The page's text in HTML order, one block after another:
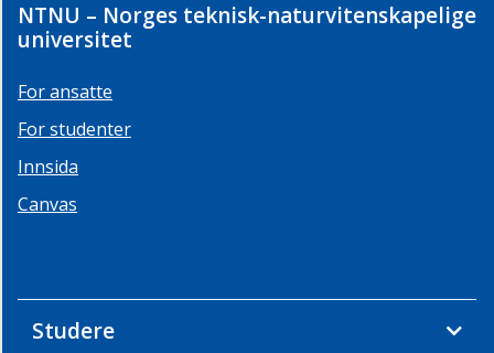
NTNU – Norges teknisk-naturvitenskapelige
universitet
For ansatte
For studenter
Innsida
Canvas
Studere